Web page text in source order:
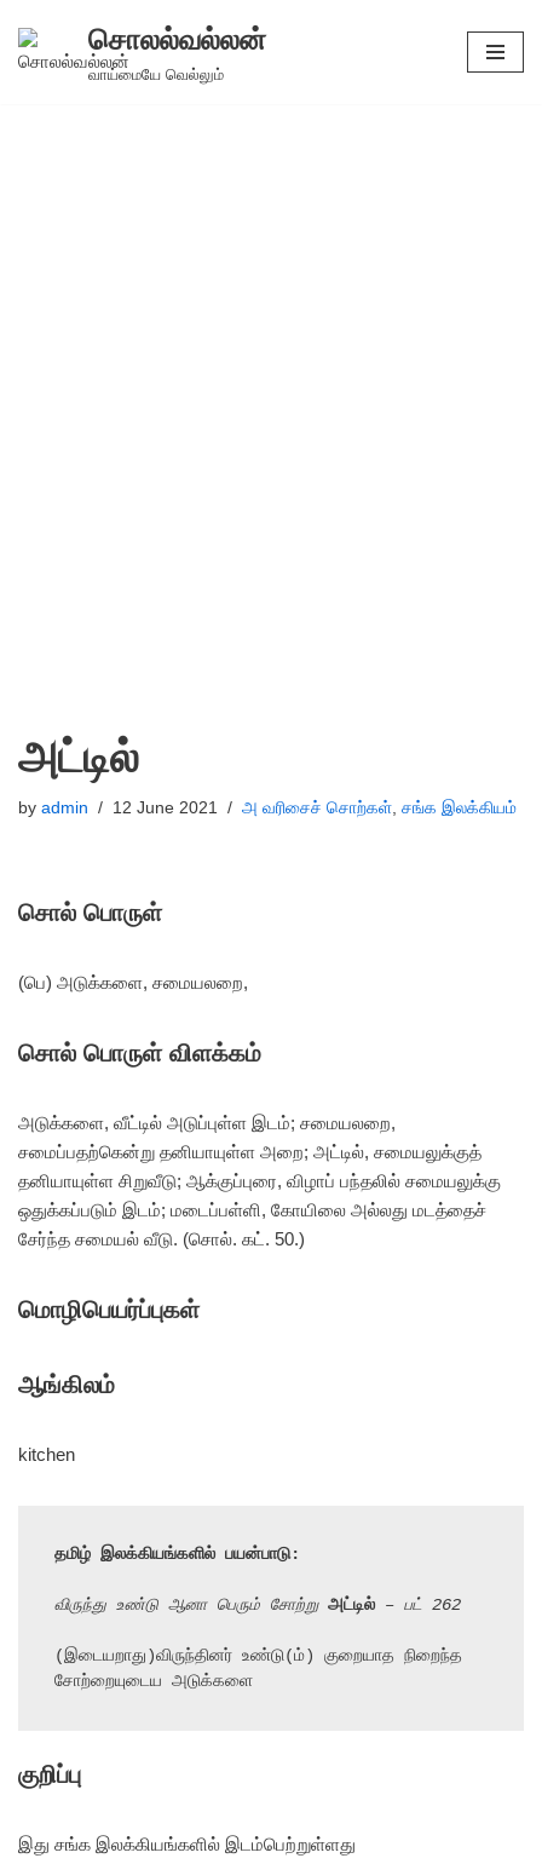
Skip
சொலல்வல்லன்
வாய்மையே வெல்லும்
அட்டில்
by admin 12 June 2021 அ வரிசைச் சொற்கள், சங்க இலக்கியம்
சொல் பொருள்
(பெ) அடுக்களை, சமையலறை,
சொல் பொருள் விளக்கம்
அடுக்களை, வீட்டில் அடுப்புள்ள இடம்; சமையலறை,
சமைப்பதற்கென்று தனியாயுள்ள அறை; அட்டில், சமையலுக்குத்
தனியாயுள்ள சிறுவீடு; ஆக்குப்புரை, விழாப் பந்தலில் சமையலுக்கு
ஒதுக்கப்படும் இடம்; மடைப்பள்ளி, கோயிலை அல்லது மடத்தைச்
சேர்ந்த சமையல் வீடு. (சொல். கட். 50.)
மொழிபெயர்ப்புகள்
ஆங்கிலம்
kitchen
தமிழ் இலக்கியங்களில் பயன்பாடு:
விருந்து உண்டு ஆனா பெரும் சோற்று அட்டில் – பட் 262
(இடையறாது)விருந்தினர் உண்டு(ம்) குறையாத நிறைந்த
சோற்றையுடைய அடுக்களை
குறிப்பு
இது சங்க இலக்கியங்களில் இடம்பெற்றுள்ளது